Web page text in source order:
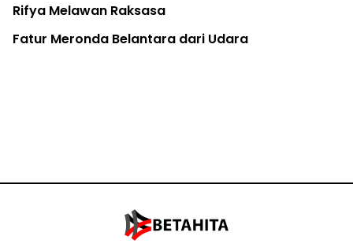
Rifya Melawan Raksasa
Fatur Meronda Belantara dari Udara